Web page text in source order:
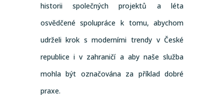
historii společných projektů a léta
osvědčené spolupráce k tomu, abychom
udrželi krok s moderními trendy v České
republice i v zahraničí a aby naše služba
mohla být označována za příklad dobré
praxe.